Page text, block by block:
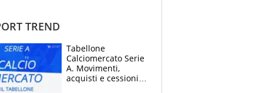
TREND
Tabellone
Calciomercato Serie
A. Movimenti,
acquisti e cessioni: